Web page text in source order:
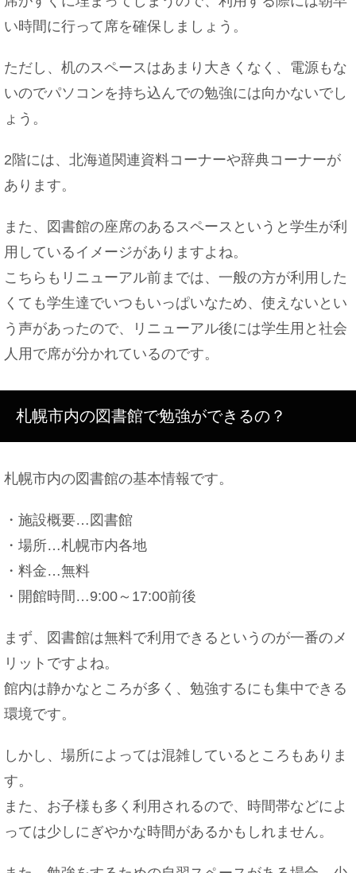
太ももを太くするには？女性らしい体型を目指して
飛行機の子供料金は何歳から？航空会社によっても
違いがあります
る？お勧めの返答
神主がお祓いで使う棒や道具の名前と意味とは
い時間に行って席を確保しましょう。
ただし、机のスペースはあまり大きくなく、電源もな
いのでパソコンを持ち込んでの勉強には向かないでし
ょう。
2階には、北海道関連資料コーナーや辞典コーナーが
あります。
また、図書館の座席のあるスペースというと学生が利
用しているイメージがありますよね。
こちらもリニューアル前までは、一般の方が利用した
くても学生達でいつもいっぱいなため、使えないとい
う声があったので、リニューアル後には学生用と社会
人用で席が分かれているのです。
札幌市内の図書館で勉強ができるの？
札幌市内の図書館の基本情報です。
・施設概要…図書館
・場所…札幌市内各地
・料金…無料
・開館時間…9:00～17:00前後
まず、図書館は無料で利用できるというのが一番のメ
リットですよね。
館内は静かなところが多く、勉強するにも集中できる
環境です。
しかし、場所によっては混雑しているところもありま
す。
また、お子様も多く利用されるので、時間帯などによ
っては少しにぎやかな時間があるかもしれません。